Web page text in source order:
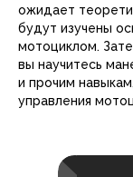
ожидает
будут изучены
мотоциклом.
вы научитесь
и прочим
управления